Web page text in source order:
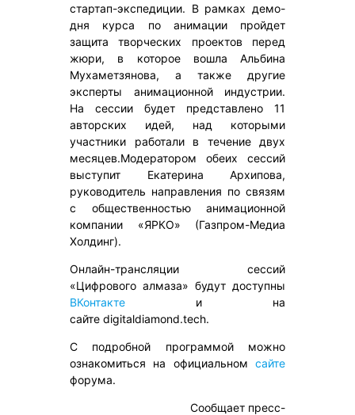
стартап-экспедиции. В рамках демо-
дня курса по анимации пройдет
защита творческих проектов перед
жюри, в которое вошла Альбина
Мухаметзянова, а также другие
эксперты анимационной индустрии.
На сессии будет представлено 11
авторских идей, над которыми
участники работали в течение двух
месяцев.Модератором обеих сессий
выступит Екатерина Архипова,
руководитель направления по связям
с общественностью анимационной
компании «ЯРКО» (Газпром-Медиа
Холдинг).
Онлайн-трансляции сессий
«Цифрового алмаза» будут доступны
ВКонтакте и на
сайте digitaldiamond.tech.
С подробной программой можно
ознакомиться на официальном сайте
форума.
Сообщает пресс-